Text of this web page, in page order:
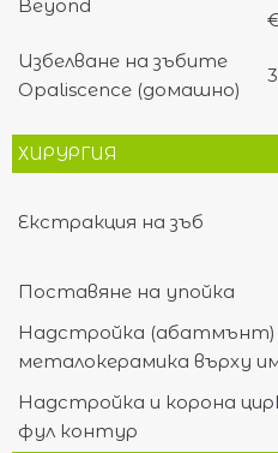
Beyond
Избелване на зъбите
Opaliscence (домашно)
ХИРУРГИЯ
Екстракция на зъб
Поставяне на упойка
Надстройка (абатмънт)
металокерамика върху
Надстройка и корона
фул контур